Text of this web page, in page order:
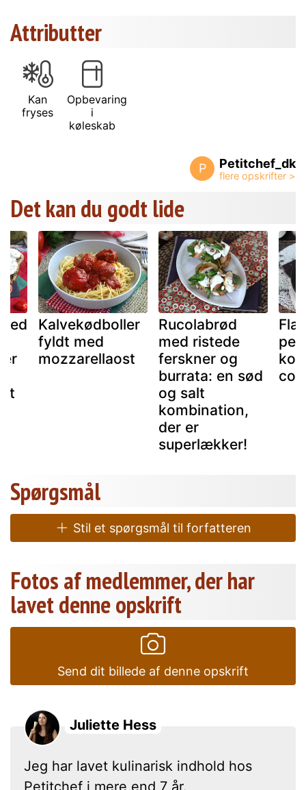
Attributter
Kan
fryses
Opbevaring
i
køleskab
P Petitchef_dk
Det kan du godt lide
Kalvekødboller
fyldt med
mozzarellaost
Rucolabrød
med ristede
ferskner og
burrata: en sød
og salt
kombination,
der er
superlækker!
Spørgsmål
Stil et spørgsmål til forfatteren
Fotos af medlemmer, der har
lavet denne opskrift
Send dit billede af denne opskrift
Juliette Hess
Jeg har lavet kulinarisk indhold hos
Petitchef i mere end 7 år.